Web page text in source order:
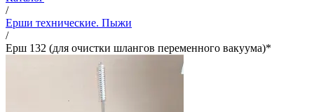
/
Ерши технические. Пыжи
/
Ерш 132 (для очистки шлангов переменного вакуума)*